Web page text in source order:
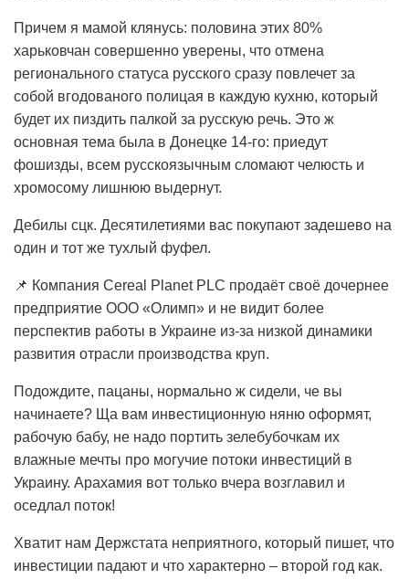
Причем я мамой клянусь: половина этих 80%
харьковчан совершенно уверены, что отмена
регионального статуса русского сразу повлечет за
собой вгодованого полицая в каждую кухню, который
будет их пиздить палкой за русскую речь. Это ж
основная тема была в Донецке 14-го: приедут
фошизды, всем русскоязычным сломают челюсть и
хромосому лишнюю выдернут.
Дебилы сцк. Десятилетиями вас покупают задешево на
один и тот же тухлый фуфел.
📌 Компания Cereal Planet PLС продаёт своё дочернее
предприятие ООО «Олимп» и не видит более
перспектив работы в Украине из-за низкой динамики
развития отрасли производства круп.
Подождите, пацаны, нормально ж сидели, че вы
начинаете? Ща вам инвестиционную няню оформят,
рабочую бабу, не надо портить зелебубочкам их
влажные мечты про могучие потоки инвестиций в
Украину. Арахамия вот только вчера возглавил и
оседлал поток!
Хватит нам Держстата неприятного, который пишет, что
инвестиции падают и что характерно – второй год как.